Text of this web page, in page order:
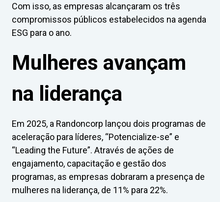
Com isso, as empresas alcançaram os três
compromissos públicos estabelecidos na agenda
ESG para o ano.
Mulheres avançam
na liderança
Em 2025, a Randoncorp lançou dois programas de
aceleração para líderes, “Potencialize-se” e
“Leading the Future”. Através de ações de
engajamento, capacitação e gestão dos
programas, as empresas dobraram a presença de
mulheres na liderança, de 11% para 22%.